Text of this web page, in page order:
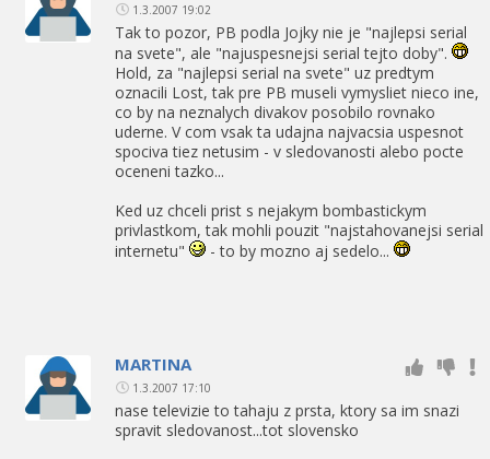
1.3.2007 19:02
Tak to pozor, PB podla Jojky nie je "najlepsi serial
na svete", ale "najuspesnejsi serial tejto doby".
Hold, za "najlepsi serial na svete" uz predtym
oznacili Lost, tak pre PB museli vymysliet nieco ine,
co by na neznalych divakov posobilo rovnako
uderne. V com vsak ta udajna najvacsia uspesnot
spociva tiez netusim - v sledovanosti alebo pocte
oceneni tazko...
Ked uz chceli prist s nejakym bombastickym
privlastkom, tak mohli pouzit "najstahovanejsi serial
internetu"
- to by mozno aj sedelo...
MARTINA
1.3.2007 17:10
nase televizie to tahaju z prsta, ktory sa im snazi
spravit sledovanost...tot slovensko